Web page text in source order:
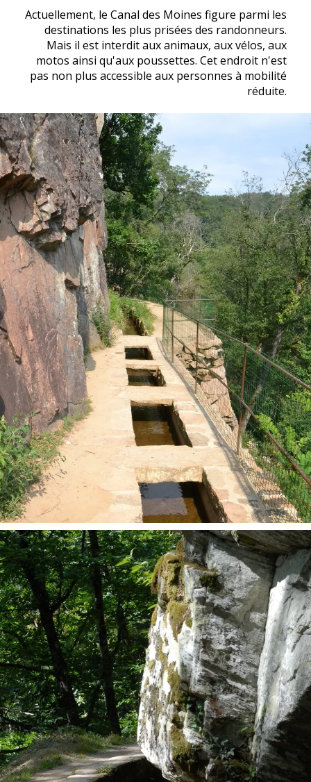
Actuellement, le Canal des Moines figure parmi les
destinations les plus prisées des randonneurs.
Mais il est interdit aux animaux, aux vélos, aux
motos ainsi qu'aux poussettes. Cet endroit n'est
pas non plus accessible aux personnes à mobilité
réduite.